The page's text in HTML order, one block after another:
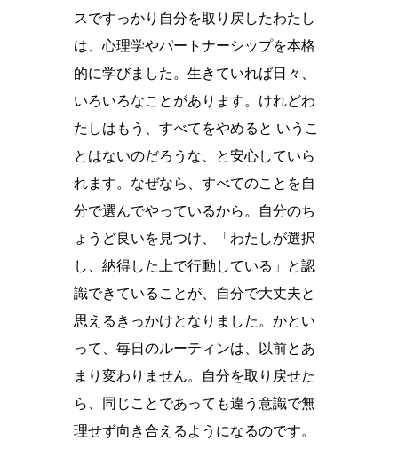
スですっかり自分を取り戻したわたし
は、心理学やパートナーシップを本格
的に学びました。生きていれば日々、
いろいろなことがあります。けれどわ
たしはもう、すべてをやめると いうこ
とはないのだろうな、と安心していら
れます。なぜなら、すべてのことを自
分で選んでやっているから。自分のち
ょうど良いを見つけ、「わたしが選択
し、納得した上で行動している」と認
識できていることが、自分で大丈夫と
思えるきっかけとなりました。かとい
って、毎日のルーティンは、以前とあ
まり変わりません。自分を取り戻せた
ら、同じことであっても違う意識で無
理せず向き合えるようになるのです。